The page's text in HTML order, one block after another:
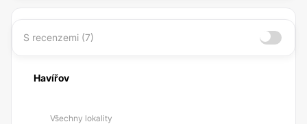
S recenzemi (7)
Havířov
Všechny lokality